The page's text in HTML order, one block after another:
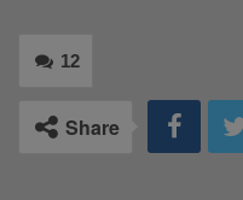
12
Share